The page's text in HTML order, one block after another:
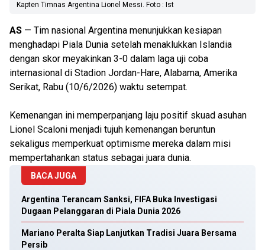
Kapten Timnas Argentina Lionel Messi. Foto : Ist
AS — Tim nasional Argentina menunjukkan kesiapan
menghadapi Piala Dunia setelah menaklukkan Islandia
dengan skor meyakinkan 3-0 dalam laga uji coba
internasional di Stadion Jordan-Hare, Alabama, Amerika
Serikat, Rabu (10/6/2026) waktu setempat.
Kemenangan ini memperpanjang laju positif skuad asuhan
Lionel Scaloni menjadi tujuh kemenangan beruntun
sekaligus memperkuat optimisme mereka dalam misi
mempertahankan status sebagai juara dunia.
BACA JUGA
Argentina Terancam Sanksi, FIFA Buka Investigasi
Dugaan Pelanggaran di Piala Dunia 2026
Mariano Peralta Siap Lanjutkan Tradisi Juara Bersama
Persib